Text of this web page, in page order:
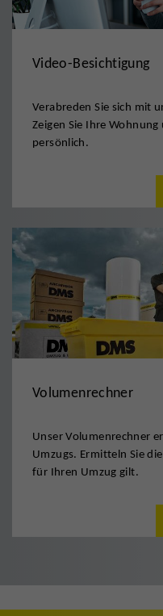
Video-Besichtigung
Verabreden Sie sich mit
Zeigen Sie Ihre Wohnung
persönlich.
Volumenrechner
Unser Volumenrechner
Umzugs. Ermitteln Sie
für Ihren Umzug gilt.